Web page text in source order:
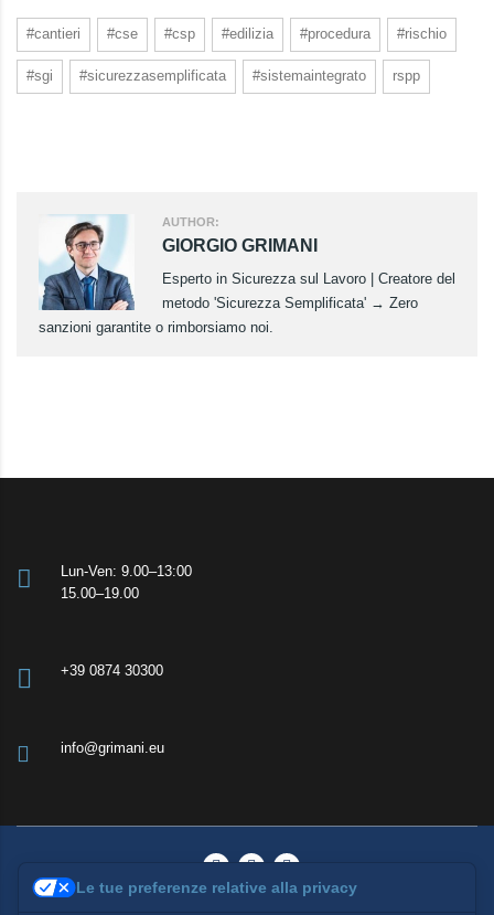
#cantieri #cse #csp #edilizia #procedura #rischio
#sgi #sicurezzasemplificata #sistemaintegrato rspp
AUTHOR:
GIORGIO GRIMANI
Esperto in Sicurezza sul Lavoro | Creatore del
metodo 'Sicurezza Semplificata' → Zero
sanzioni garantite o rimborsiamo noi.
Lun-Ven: 9.00–13:00
15.00–19.00
+39 0874 30300
info@grimani.eu
Le tue preferenze relative alla privacy